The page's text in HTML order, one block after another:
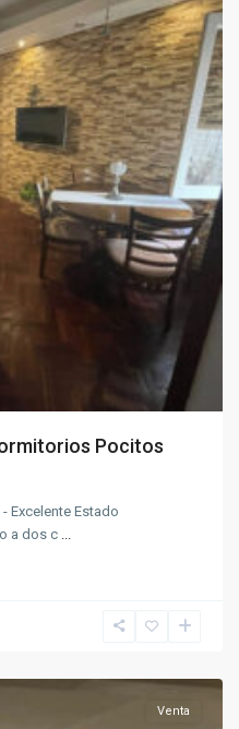
Pocitos
Excelente Estado
a dos c ...
Venta